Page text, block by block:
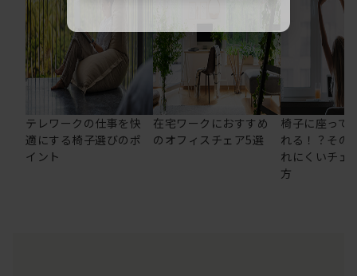
テレワークの仕事を快
適にする椅子選びのポ
イント
在宅ワークにおすすめ
のオフィスチェア5選
椅子に座って
れる！？その
れにくいチェ
方